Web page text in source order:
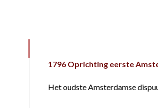
1796 Oprichting eerste
Het oudste Amsterdamse